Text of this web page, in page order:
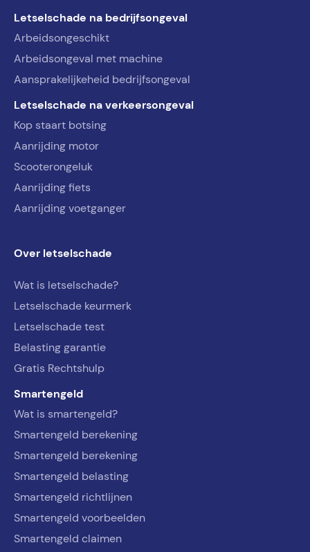
Letselschade na bedrijfsongeval
Arbeidsongeschikt
Arbeidsongeval met machine
Aansprakelijkeheid bedrijfsongeval
Letselschade na verkeersongeval
Kop staart botsing
Aanrijding motor
Scooterongeluk
Aanrijding fiets
Aanrijding voetganger
Over letselschade
Wat is letselschade?
Letselschade keurmerk
Letselschade test
Belasting garantie
Gratis Rechtshulp
Smartengeld
Wat is smartengeld?
Smartengeld berekening
Smartengeld berekening
Smartengeld belasting
Smartengeld richtlijnen
Smartengeld voorbeelden
Smartengeld claimen